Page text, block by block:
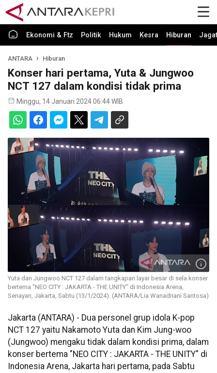
Ekonomi & Ftz Politik Hukum Kesra Hiburan Jagat
ANTARA Hiburan
Konser hari pertama, Yuta & Jungwoo
NCT 127 dalam kondisi tidak prima
Minggu, 14 Januari 2024 06:44 WIB
Yuta dan Jungwoo NCT 127 dalam tangkapan layar besar di sela konser
bertema "NEO CITY : JAKARTA - THE UNITY" di Indonesia Arena,
Senayan, Jakarta, Sabtu (13/1/2024). (ANTARA/Lia Wanadriani Santosa)
Jakarta (ANTARA) - Dua personel grup idola K-pop
NCT 127 yaitu Nakamoto Yuta dan Kim Jung-woo
(Jungwoo) mengaku tidak dalam kondisi prima, dalam
konser bertema "NEO CITY : JAKARTA - THE UNITY" di
Indonesia Arena, Jakarta hari pertama, pada Sabtu